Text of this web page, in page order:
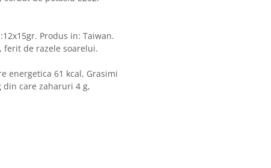
Produs in: Taiwan.
ferit de razele soarelui.
energetica 61 kcal, Grasimi
din care zaharuri 4 g,